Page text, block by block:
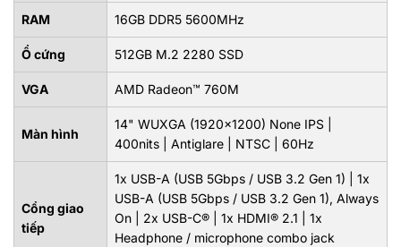
RAM 16GB DDR5 5600MHz
Ổ cứng 512GB M.2 2280 SSD
VGA AMD Radeon™ 760M
Màn hình
14" WUXGA (1920x1200) None IPS |
400nits | Antiglare | NTSC | 60Hz
Cổng giao
tiếp
1x USB-A (USB 5Gbps / USB 3.2 Gen 1) | 1x
USB-A (USB 5Gbps / USB 3.2 Gen 1), Always
On | 2x USB-C® | 1x HDMI® 2.1 | 1x
Headphone / microphone combo jack